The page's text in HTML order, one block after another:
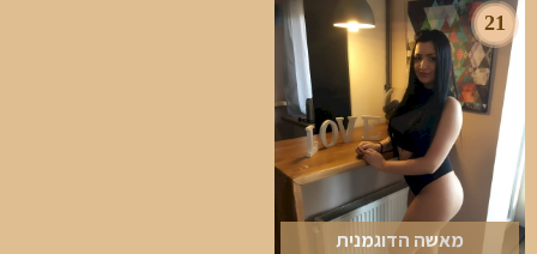
21
מאשה הדוגמנית